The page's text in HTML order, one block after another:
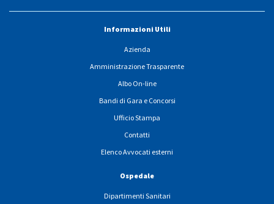
Informazioni Utili
Azienda
Amministrazione Trasparente
Albo On-line
Bandi di Gara e Concorsi
Ufficio Stampa
Contatti
Elenco Avvocati esterni
Ospedale
Dipartimenti Sanitari